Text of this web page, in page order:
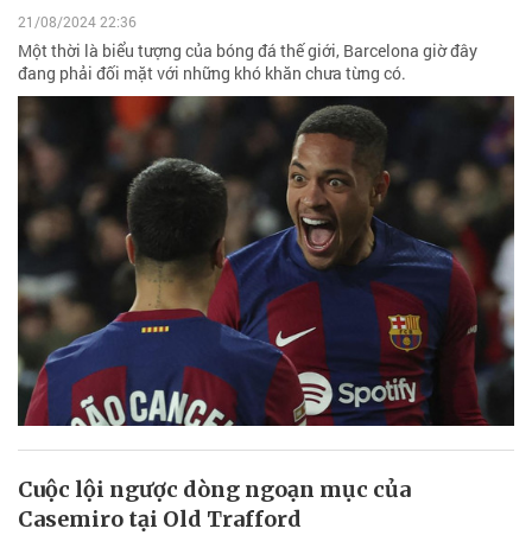
21/08/2024 22:36
Một thời là biểu tượng của bóng đá thế giới, Barcelona giờ đây
đang phải đối mặt với những khó khăn chưa từng có.
Cuộc lội ngược dòng ngoạn mục của
Casemiro tại Old Trafford